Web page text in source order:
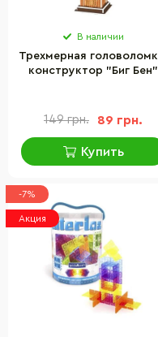
В наличии
Трехмерная
конструктор "Биг Бен"
149 грн. 89 грн.
Купить
-7%
Акция